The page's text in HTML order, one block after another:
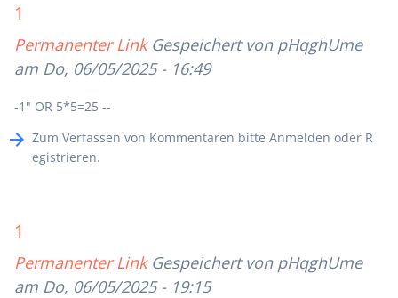
1
Permanenter Link Gespeichert von pHqghUme
am Do, 06/05/2025 - 16:49
-1" OR 5*5=25 --
Zum Verfassen von Kommentaren bitte Anmelden oder R
egistrieren.
1
Permanenter Link Gespeichert von pHqghUme
am Do, 06/05/2025 - 19:15